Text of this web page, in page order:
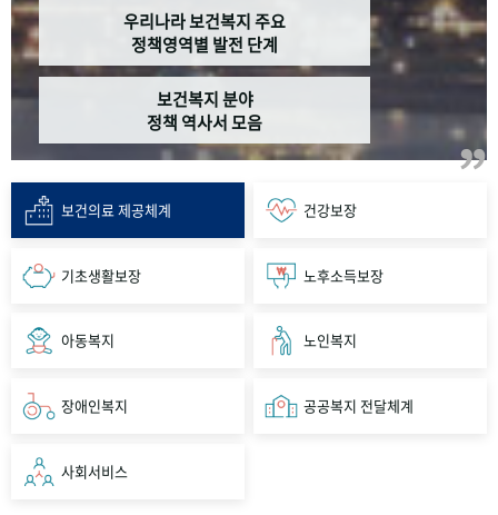
우리나라 보건복지 주요
정책영역별 발전 단계
보건복지 분야
정책 역사서 모음
보건의료 제공체계 건강보장
기초생활보장 노후소득보장
아동복지 노인복지
장애인복지 공공복지 전달체계
사회서비스